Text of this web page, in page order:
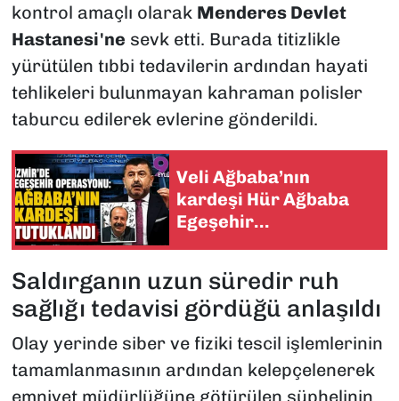
kontrol amaçlı olarak Menderes Devlet
Hastanesi'ne sevk etti. Burada titizlikle
yürütülen tıbbi tedavilerin ardından hayati
tehlikeleri bulunmayan kahraman polisler
taburcu edilerek evlerine gönderildi.
Veli Ağbaba’nın
kardeşi Hür Ağbaba
Egeşehir
Saldırganın uzun süredir ruh
sağlığı tedavisi gördüğü anlaşıldı
Olay yerinde siber ve fiziki tescil işlemlerinin
tamamlanmasının ardından kelepçelenerek
emniyet müdürlüğüne götürülen şüphelinin